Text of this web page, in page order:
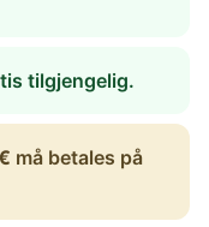
tilgjengelig.
må betales på